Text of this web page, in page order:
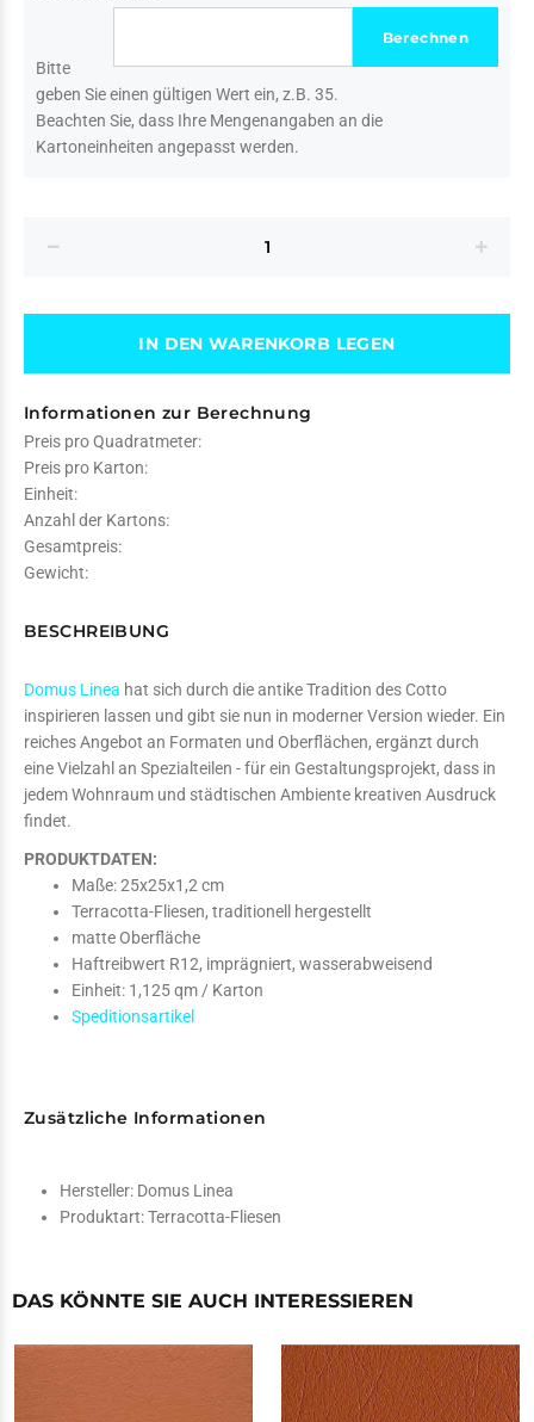
Bitte
geben Sie einen gültigen Wert ein, z.B. 35.
Beachten Sie, dass Ihre Mengenangaben an die
Kartoneinheiten angepasst werden.
IN DEN WARENKORB LEGEN
Informationen zur Berechnung
Preis pro Quadratmeter:
Preis pro Karton:
Einheit:
Anzahl der Kartons:
Gesamtpreis:
Gewicht:
BESCHREIBUNG
Domus Linea hat sich durch die antike Tradition des Cotto
inspirieren lassen und gibt sie nun in moderner Version wieder. Ein
reiches Angebot an Formaten und Oberflächen, ergänzt durch
eine Vielzahl an Spezialteilen - für ein Gestaltungsprojekt, dass in
jedem Wohnraum und städtischen Ambiente kreativen Ausdruck
findet.
PRODUKTDATEN:
Maße: 25x25x1,2 cm
Terracotta-Fliesen, traditionell hergestellt
matte Oberfläche
Haftreibwert R12, imprägniert, wasserabweisend
Einheit: 1,125 qm / Karton
Speditionsartikel
Zusätzliche Informationen
Hersteller: Domus Linea
Produktart:Terracotta-Fliesen
DAS KÖNNTE SIE AUCH INTERESSIEREN